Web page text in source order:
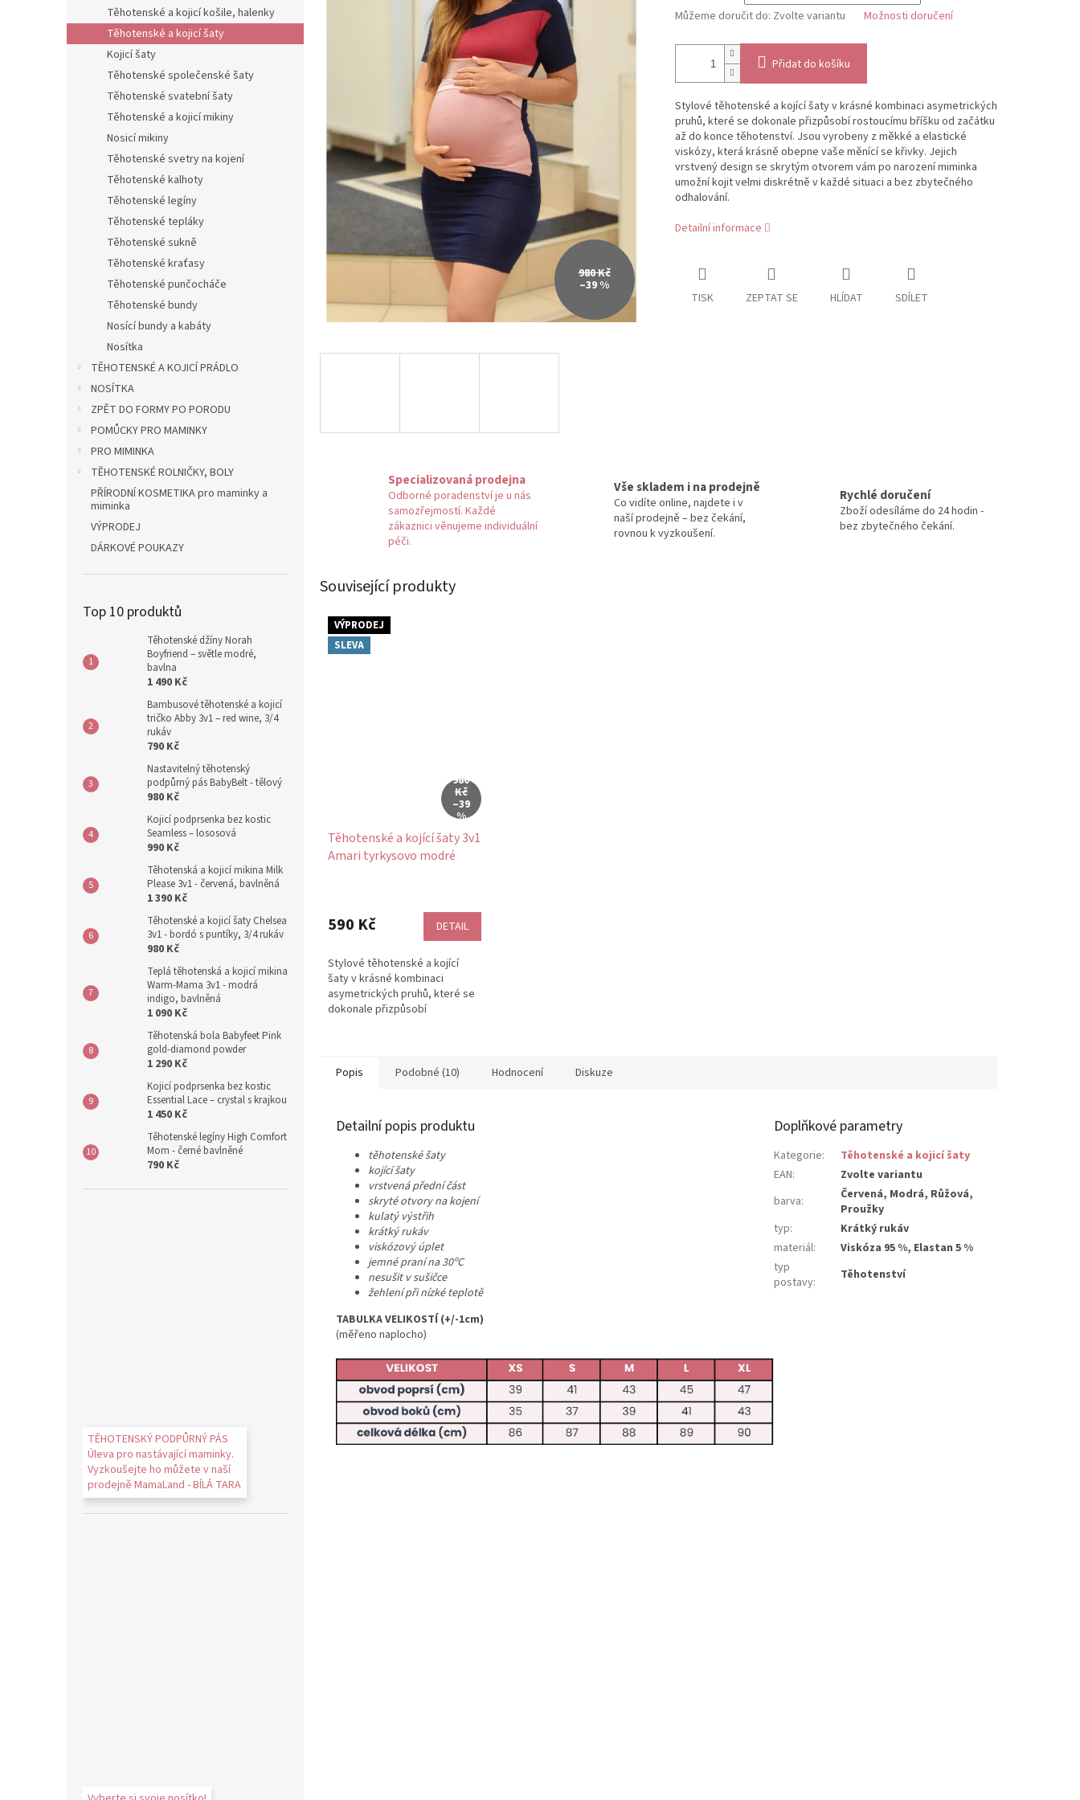
e
l
Těhotenské a kojicí košile, halenky
Těhotenské a kojicí šaty
Kojicí šaty
Těhotenské společenské šaty
Těhotenské svatební šaty
Těhotenské a kojicí mikiny
Nosicí mikiny
Těhotenské svetry na kojení
Těhotenské kalhoty
Těhotenské legíny
Těhotenské tepláky
Těhotenské sukně
Těhotenské kraťasy
Těhotenské punčocháče
Těhotenské bundy
Nosící bundy a kabáty
Nosítka
TĚHOTENSKÉ A KOJICÍ PRÁDLO
NOSÍTKA
ZPĚT DO FORMY PO PORODU
POMŮCKY PRO MAMINKY
PRO MIMINKA
TĚHOTENSKÉ ROLNIČKY, BOLY
PŘÍRODNÍ KOSMETIKA pro maminky a
miminka
VÝPRODEJ
DÁRKOVÉ POUKAZY
Top 10 produktů
Těhotenské džíny Norah
Boyfriend – světle modré,
bavlna
1 490 Kč
Bambusové těhotenské a kojicí
tričko Abby 3v1 – red wine, 3/4
rukáv
790 Kč
Nastavitelný těhotenský
podpůrný pás BabyBelt - tělový
980 Kč
Kojicí podprsenka bez kostic
Seamless – lososová
990 Kč
Těhotenská a kojicí mikina Milk
Please 3v1 - červená, bavlněná
1 390 Kč
Těhotenské a kojicí šaty Chelsea
3v1 - bordó s puntíky, 3/4 rukáv
980 Kč
Teplá těhotenská a kojicí mikina
Warm-Mama 3v1 - modrá
indigo, bavlněná
1 090 Kč
Těhotenská bola Babyfeet Pink
gold-diamond powder
1 290 Kč
Kojicí podprsenka bez kostic
Essential Lace – crystal s krajkou
1 450 Kč
Těhotenské legíny High Comfort
Mom - černé bavlněné
790 Kč
TĚHOTENSKÝ PODPŮRNÝ PÁS
Úleva pro nastávající maminky.
Vyzkoušejte ho můžete v naší
prodejně MamaLand - BÍLÁ TARA
980 Kč
–39 %
Můžeme doručit do: Zvolte variantu Možnosti doručení
Přidat do košíku
Stylové těhotenské a kojící šaty v krásné kombinaci asymetrických
pruhů, které se dokonale přizpůsobí rostoucímu bříšku od začátku
až do konce těhotenství. Jsou vyrobeny z měkké a elastické
viskózy, která krásně obepne vaše měnící se křivky. Jejich
vrstvený design se skrytým otvorem vám po narození miminka
umožní kojit velmi diskrétně v každé situaci a bez zbytečného
odhalování.
Detailní informace
TISK ZEPTAT SE HLÍDAT SDÍLET
Specializovaná prodejna
Odborné poradenství je u nás
samozřejmostí. Každé
zákaznici věnujeme individuální
péči.
Vše skladem i na prodejně
Co vidíte online, najdete i v
naší prodejně – bez čekání,
rovnou k vyzkoušení.
Rychlé doručení
Zboží odesíláme do 24 hodin -
bez zbytečného čekání.
Související produkty
VÝPRODEJ
SLEVA
980
Kč
–39
%
Těhotenské a kojící šaty 3v1
Amari tyrkysovo modré
590 Kč DETAIL
Stylové těhotenské a kojící
šaty v krásné kombinaci
asymetrických pruhů, které se
dokonale přizpůsobí
Popis Podobné (10) Hodnocení Diskuze
Detailní popis produktu
těhotenské šaty
kojící šaty
vrstvená přední část
skryté otvory na kojení
kulatý výstřih
krátký rukáv
viskózový úplet
jemné praní na 30ºC
nesušit v sušičce
žehlení při nízké teplotě
TABULKA VELIKOSTÍ (+/-1cm)
(měřeno naplocho)
Doplňkové parametry
Kategorie:
Těhotenské a kojicí šaty
EAN:
Zvolte variantu
barva:
Červená, Modrá, Růžová,
Proužky
typ:
Krátký rukáv
materiál:
Viskóza 95 %, Elastan 5 %
typ
postavy: Těhotenství